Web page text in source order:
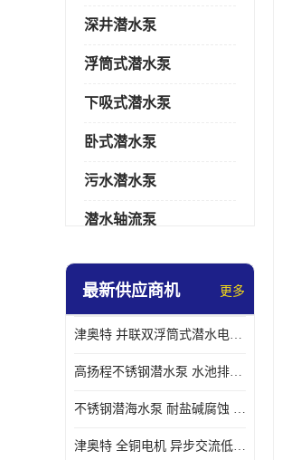
深井潜水泵
浮筒式潜水泵
下吸式潜水泵
卧式潜水泵
污水潜水泵
潜水轴流泵
螺旋离心泵
控制柜
最新供应商机 更多
津奥特 并联双浮筒式潜水电泵 矿山抢险泵 大流量卧式安装 可提供定制
高扬程不锈钢潜水泵 水池排水 变频 井用潜水电泵供应 能耗低 工厂批发
不锈钢潜海水泵 耐盐碱腐蚀 大流量 立式卧式下吸式安装 厂家定制
津奥特 全铜电机 异步交流低压潜水电机 运行稳定售后质保 致电咨询